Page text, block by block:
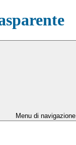
Menu di navigazione